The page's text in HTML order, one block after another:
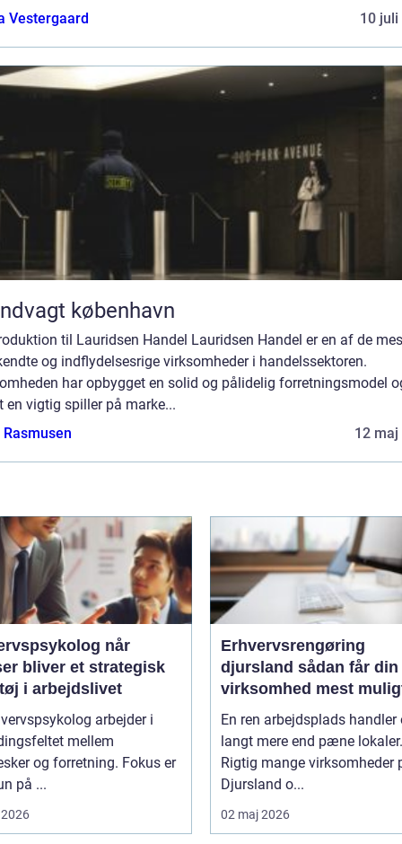
Vestergaard
10 juli
københavn
til Lauridsen Handel Lauridsen Handel er en af de
og indflydelsesrige virksomheder i handelssektoren.
har opbygget en solid og pålidelig forretningsmodel
en vigtig spiller på marke...
12 maj
når
bliver et strategisk
i arbejdslivet
arbejder i
mellem
og forretning. Fokus er
på ...
Erhvervsrengøring
djursland sådan får din
virksomhed mest
af rengøringen
En ren arbejdsplads handler
langt mere end pæne lokaler.
Rigtig mange virksomheder
Djursland o...
02 maj 2026